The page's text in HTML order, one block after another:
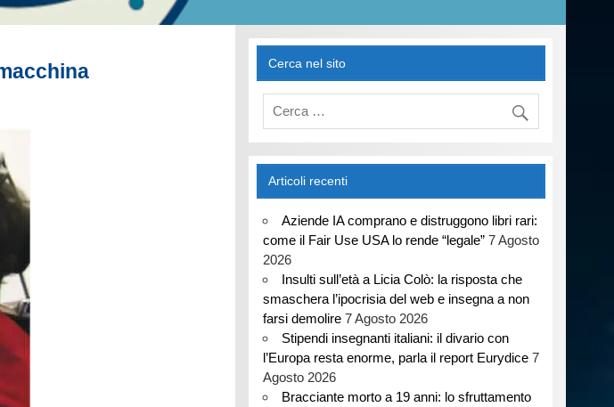
Cerca nel sito
Articoli recenti
Aziende IA comprano e distruggono libri rari:
come il Fair Use USA lo rende “legale” 7 Agosto
2026
Insulti sull’età a Licia Colò: la risposta che
smaschera l’ipocrisia del web e insegna a non
farsi demolire 7 Agosto 2026
Stipendi insegnanti italiani: il divario con
l’Europa resta enorme, parla il report Eurydice 7
Agosto 2026
Bracciante morto a 19 anni: lo sfruttamento